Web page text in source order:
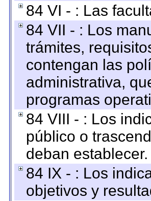
84 VI - : Las
84 VII - : Los
trámites,
contengan las
administrativa,
programas
84 VIII - : Los
público o
deban establecer.
84 IX - : Los
objetivos y